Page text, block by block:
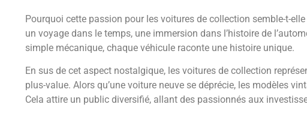
Pourquoi cette passion pour les voitures de collection semble-t-
un voyage dans le temps, une immersion dans l’histoire de
simple mécanique, chaque véhicule raconte une histoire unique.
En sus de cet aspect nostalgique, les voitures de collection
plus-value. Alors qu’une voiture neuve se déprécie, les modèles
Cela attire un public diversifié, allant des passionnés aux